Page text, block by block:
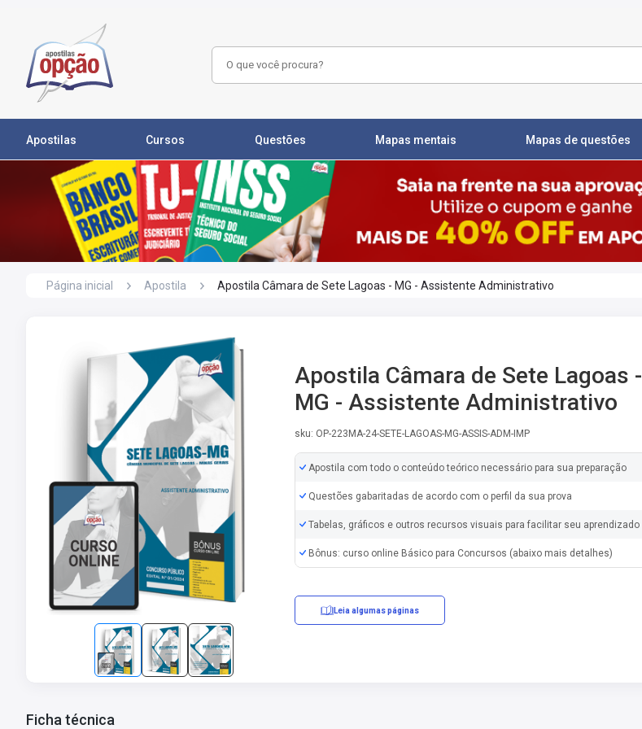
Apostilas Cursos Questões Mapas mentais Mapas de questões
Página inicial Apostila Apostila Câmara de Sete Lagoas - MG - Assistente Administrativo
Apostila Câmara de Sete Lagoas -
MG - Assistente Administrativo
sku: OP-223MA-24-SETE-LAGOAS-MG-ASSIS-ADM-IMP
Apostila com todo o conteúdo teórico necessário para sua preparação
Questões gabaritadas de acordo com o perfil da sua prova
Tabelas, gráficos e outros recursos visuais para facilitar seu aprendizado
Bônus: curso online Básico para Concursos (abaixo mais detalhes)
Leia algumas páginas
Ficha técnica